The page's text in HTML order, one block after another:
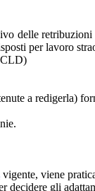
delle
per lavoro
CLD)
a redigerla)
vigente, viene
gli